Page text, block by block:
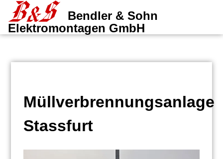
Inhalt
springen
Bendler & Sohn
Elektromontagen GmbH
Müllverbrennungsanlage
Stassfurt